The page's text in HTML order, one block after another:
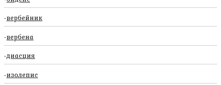
вербейник
вербена
диасция
изолепис